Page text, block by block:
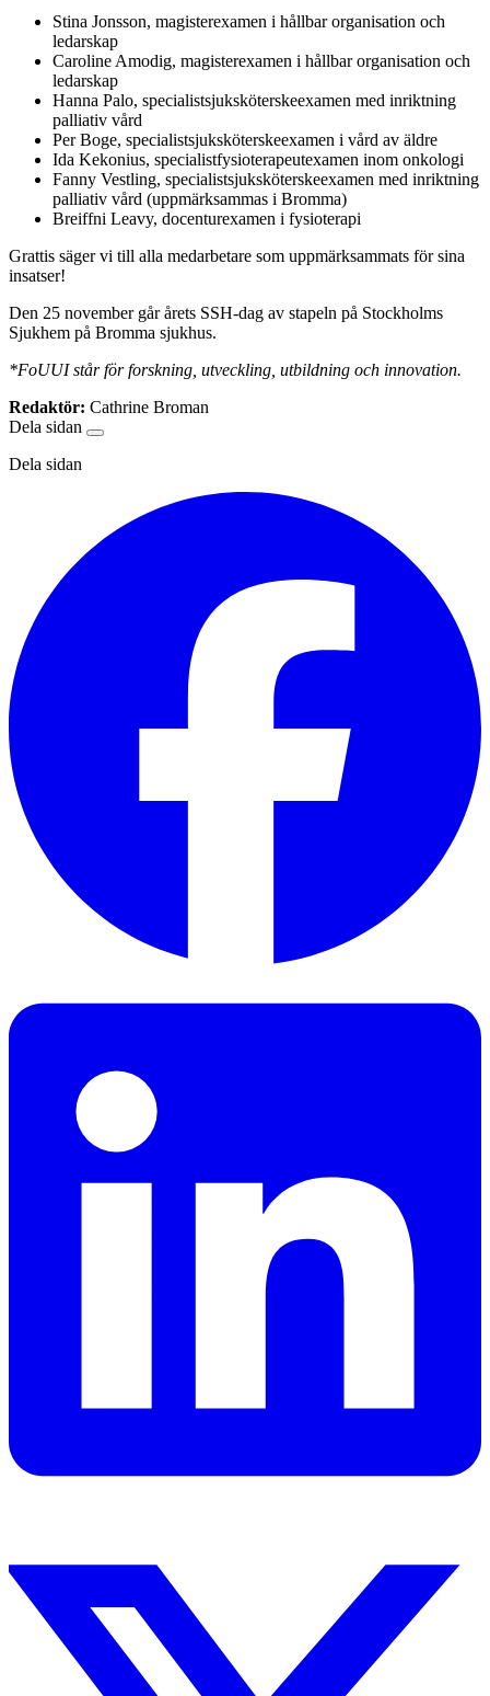
Stina Jonsson, magisterexamen i hållbar organisation och
ledarskap
Caroline Amodig, magisterexamen i hållbar organisation och
ledarskap
Hanna Palo, specialistsjuksköterskeexamen med inriktning
palliativ vård
Per Boge, specialistsjuksköterskeexamen i vård av äldre
Ida Kekonius, specialistfysioterapeutexamen inom onkologi
Fanny Vestling, specialistsjuksköterskeexamen med inriktning
palliativ vård (uppmärksammas i Bromma)
Breiffni Leavy, docenturexamen i fysioterapi
Grattis säger vi till alla medarbetare som uppmärksammats för sina
insatser!
Den 25 november går årets SSH-dag av stapeln på Stockholms
Sjukhem på Bromma sjukhus.
*FoUUI står för forskning, utveckling, utbildning och innovation.
Redaktör: Cathrine Broman
Dela sidan
Dela sidan